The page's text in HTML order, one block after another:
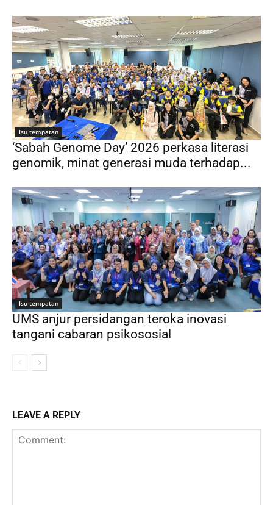
Isu tempatan
‘Sabah Genome Day’ 2026 perkasa literasi
genomik, minat generasi muda terhadap...
Isu tempatan
UMS anjur persidangan teroka inovasi
tangani cabaran psikososial
LEAVE A REPLY